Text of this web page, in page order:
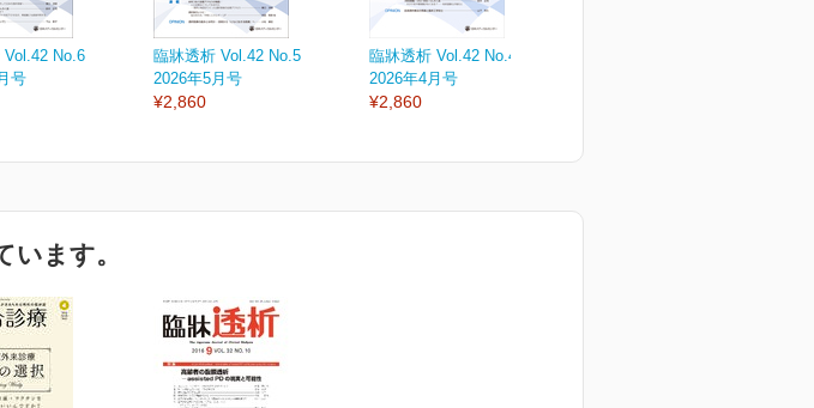
No.6
号
臨牀透析 Vol.42 No.5
2026年5月号
¥2,860
臨牀透析 Vol.42 No.4
2026年4月号
¥2,860
ます。